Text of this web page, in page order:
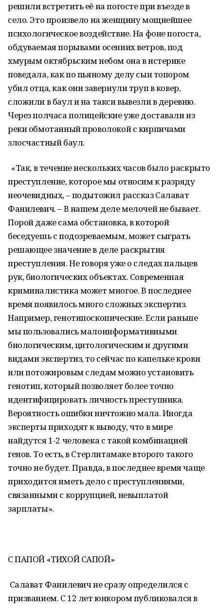
решили встретить её на погосте при въезде в
село. Это произвело на женщину мощнейшее
психологическое воздействие. На фоне погоста,
обдуваемая порывами осенних ветров, под
хмурым октябрьским небом она в истерике
поведала, как по пьяному делу сын топором
убил отца, как они завернули труп в ковер,
сложили в баул и на такси вывезли в деревню.
Через полчаса полицейские уже доставали из
реки обмотанный проволокой с кирпичами
злосчастный баул.
«Так, в течение нескольких часов было раскрыто
преступление, которое мы относим к разряду
неочевидных, – подытожил рассказ Салават
Фанилевич. – В нашем деле мелочей не бывает.
Порой даже сама обстановка, в которой
беседуешь с подозреваемым, может сыграть
решающее значение в деле раскрытия
преступления. Не говоря уже о следах пальцев
рук, биологических объектах. Современная
криминалистика может многое. В последнее
время появилось много сложных экспертиз.
Например, генотипоскопические. Если раньше
мы пользовались малоинформативными
биологическим, цитологическим и другими
видами экспертиз, то сейчас по капельке крови
или потожировым следам можно установить
генотип, который позволяет более точно
идентифицировать личность преступника.
Вероятность ошибки ничтожно мала. Иногда
эксперты приходят к выводу, что в мире
найдутся 1-2 человека с такой комбинацией
генов. То есть, в Стерлитамаке второго такого
точно не будет. Правда, в последнее время чаще
приходится иметь дело с преступлениями,
связанными с коррупцией, невыплатой
зарплаты».
С ПАПОЙ «ТИХОЙ САПОЙ»
Салават Фанилевич не сразу определился с
призванием. С 12 лет юнкором публиковался в